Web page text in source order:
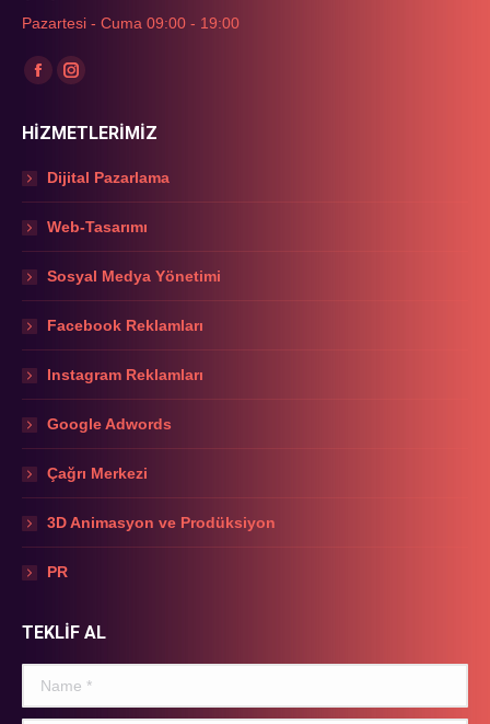
Pazartesi - Cuma 09:00 - 19:00
Find us on:
Facebook
opens
in
window
Instagram
opens
in
window
HİZMETLERİMİZ
Dijital Pazarlama
Web-Tasarımı
Sosyal Medya Yönetimi
Facebook Reklamları
Instagram Reklamları
Google Adwords
Çağrı Merkezi
3D Animasyon ve Prodüksiyon
PR
TEKLİF AL
Name *